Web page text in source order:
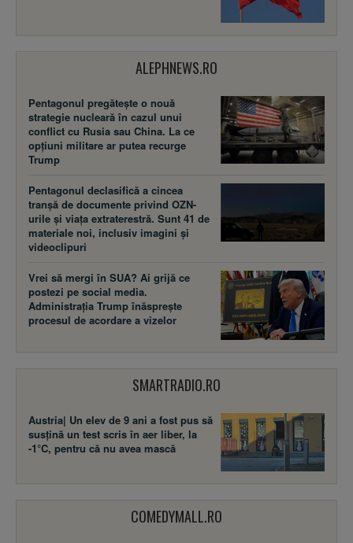
ALEPHNEWS.RO
Pentagonul pregătește o nouă
strategie nucleară în cazul unui
conflict cu Rusia sau China. La ce
opțiuni militare ar putea recurge
Trump
Pentagonul declasifică a cincea
tranșă de documente privind OZN-
urile și viața extraterestră. Sunt 41 de
materiale noi, inclusiv imagini și
videoclipuri
Vrei să mergi în SUA? Ai grijă ce
postezi pe social media.
Administrația Trump înăsprește
procesul de acordare a vizelor
SMARTRADIO.RO
Austria| Un elev de 9 ani a fost pus să
susţină un test scris în aer liber, la
-1°C, pentru că nu avea mască
COMEDYMALL.RO